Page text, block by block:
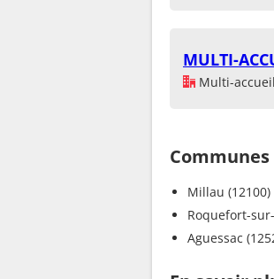
MULTI-
Multi-
Millau (12100)
Roquefort-
Aguessac